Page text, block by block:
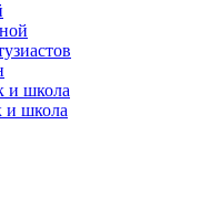
и школа
и школа